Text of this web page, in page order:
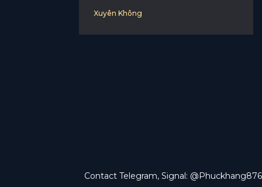
Xuyên Không
Contact Telegram, Signal: @Phuckhang876